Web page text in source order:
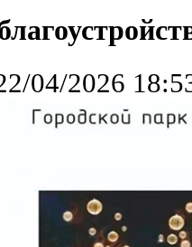
04/2026